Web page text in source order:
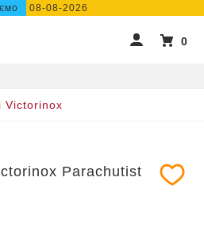
08-08-2026
0
Victorinox